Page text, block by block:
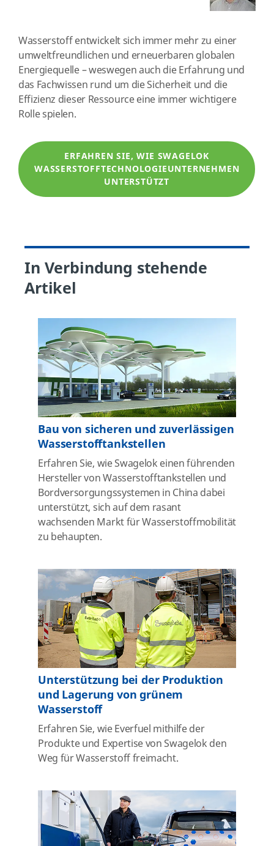
Wasserstoff entwickelt sich immer mehr zu einer
umweltfreundlichen und erneuerbaren globalen
Energiequelle – weswegen auch die Erfahrung und
das Fachwissen rund um die Sicherheit und die
Effizienz dieser Ressource eine immer wichtigere
Rolle spielen.
ERFAHREN SIE, WIE SWAGELOK
WASSERSTOFFTECHNOLOGIEUNTERNEHMEN
UNTERSTÜTZT
In Verbindung stehende
Artikel
Bau von sicheren und zuverlässigen
Wasserstofftankstellen
Erfahren Sie, wie Swagelok einen führenden
Hersteller von Wasserstofftankstellen und
Bordversorgungssystemen in China dabei
unterstützt, sich auf dem rasant
wachsenden Markt für Wasserstoffmobilität
zu behaupten.
Unterstützung bei der Produktion
und Lagerung von grünem
Wasserstoff
Erfahren Sie, wie Everfuel mithilfe der
Produkte und Expertise von Swagelok den
Weg für Wasserstoff freimacht.